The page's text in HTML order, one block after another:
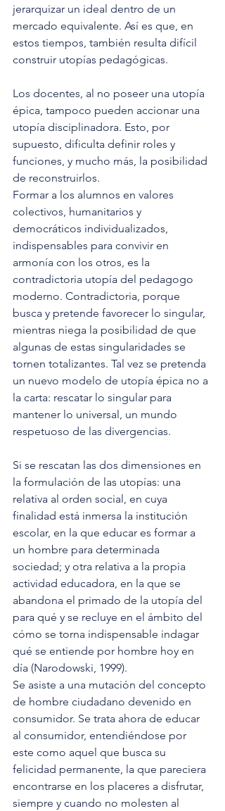
jerarquizar un ideal dentro de un
mercado equivalente. Así es que, en
estos tiempos, también resulta difícil
construir utopías pedagógicas.
Los docentes, al no poseer una utopía
épica, tampoco pueden accionar una
utopía disciplinadora. Esto, por
supuesto, dificulta definir roles y
funciones, y mucho más, la posibilidad
de reconstruirlos.
Formar a los alumnos en valores
colectivos, humanitarios y
democráticos individualizados,
indispensables para convivir en
armonía con los otros, es la
contradictoria utopía del pedagogo
moderno. Contradictoria, porque
busca y pretende favorecer lo singular,
mientras niega la posibilidad de que
algunas de estas singularidades se
tornen totalizantes. Tal vez se pretenda
un nuevo modelo de utopía épica no a
la carta: rescatar lo singular para
mantener lo universal, un mundo
respetuoso de las divergencias.
Si se rescatan las dos dimensiones en
la formulación de las utopías: una
relativa al orden social, en cuya
finalidad está inmersa la institución
escolar, en la que educar es formar a
un hombre para determinada
sociedad; y otra relativa a la propia
actividad educadora, en la que se
abandona el primado de la utopía del
para qué y se recluye en el ámbito del
cómo se torna indispensable indagar
qué se entiende por hombre hoy en
día (Narodowski, 1999).
Se asiste a una mutación del concepto
de hombre ciudadano devenido en
consumidor. Se trata ahora de educar
al consumidor, entendiéndose por
este como aquel que busca su
felicidad permanente, la que pareciera
encontrarse en los placeres a disfrutar,
siempre y cuando no molesten al